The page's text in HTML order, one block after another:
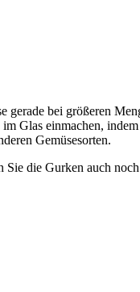
bei größeren
Glas einmachen,
Gemüsesorten.
die Gurken auch